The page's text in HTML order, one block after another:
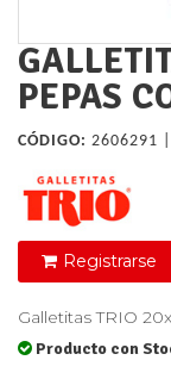
PEPAS
CÓDIGO: 2606291 |
Registrarse
Galletitas TRIO
Producto con